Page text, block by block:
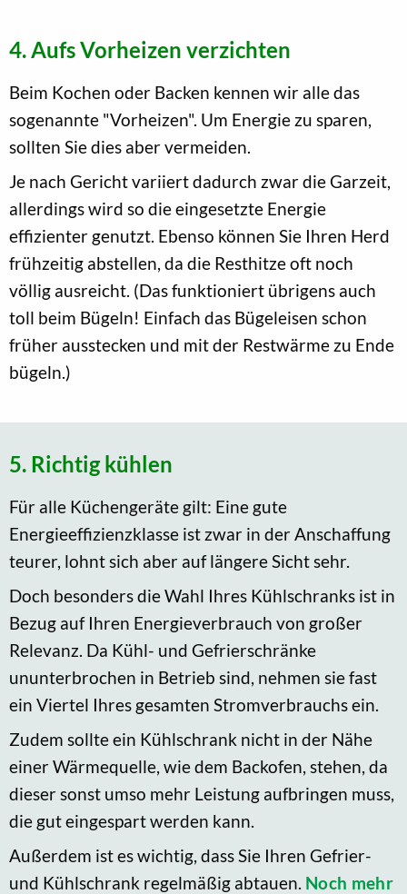
4. Aufs Vorheizen verzichten
Beim Kochen oder Backen kennen wir alle das
sogenannte "Vorheizen". Um Energie zu sparen,
sollten Sie dies aber vermeiden.
Je nach Gericht variiert dadurch zwar die Garzeit,
allerdings wird so die eingesetzte Energie
effizienter genutzt. Ebenso können Sie Ihren Herd
frühzeitig abstellen, da die Resthitze oft noch
völlig ausreicht. (Das funktioniert übrigens auch
toll beim Bügeln! Einfach das Bügeleisen schon
früher ausstecken und mit der Restwärme zu Ende
bügeln.)
5. Richtig kühlen
Für alle Küchengeräte gilt: Eine gute
Energieeffizienzklasse ist zwar in der Anschaffung
teurer, lohnt sich aber auf längere Sicht sehr.
Doch besonders die Wahl Ihres Kühlschranks ist in
Bezug auf Ihren Energieverbrauch von großer
Relevanz. Da Kühl- und Gefrierschränke
ununterbrochen in Betrieb sind, nehmen sie fast
ein Viertel Ihres gesamten Stromverbrauchs ein.
Zudem sollte ein Kühlschrank nicht in der Nähe
einer Wärmequelle, wie dem Backofen, stehen, da
dieser sonst umso mehr Leistung aufbringen muss,
die gut eingespart werden kann.
Außerdem ist es wichtig, dass Sie Ihren Gefrier-
und Kühlschrank regelmäßig abtauen. Noch mehr